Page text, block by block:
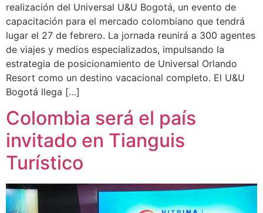
realización del Universal U&U Bogotá, un evento de
capacitación para el mercado colombiano que tendrá
lugar el 27 de febrero. La jornada reunirá a 300 agentes
de viajes y medios especializados, impulsando la
estrategia de posicionamiento de Universal Orlando
Resort como un destino vacacional completo. El U&U
Bogotá llega […]
Colombia será el país
invitado en Tianguis
Turístico